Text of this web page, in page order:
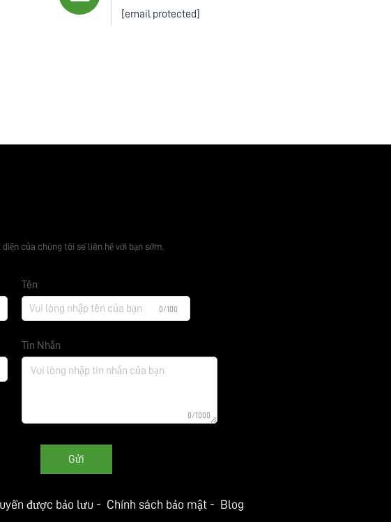
[email protected]
của chúng tôi sẽ liên hệ với bạn sớm.
Tên
0/100
Tin Nhắn
0/1000
Gửi
được bảo lưu - Chính sách bảo mật - Blog